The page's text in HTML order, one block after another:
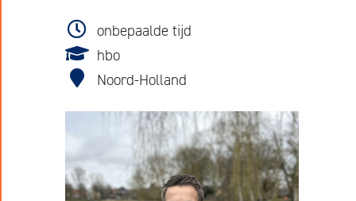
onbepaalde tijd
hbo
Noord-Holland